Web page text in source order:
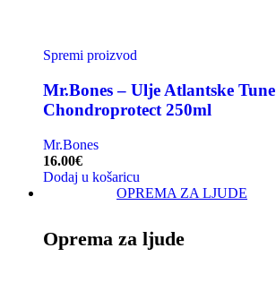
Spremi proizvod
Mr.Bones – Ulje Atlantske Tune
Chondroprotect 250ml
Mr.Bones
16.00€
Dodaj u košaricu
OPREMA ZA LJUDE
Oprema za ljude